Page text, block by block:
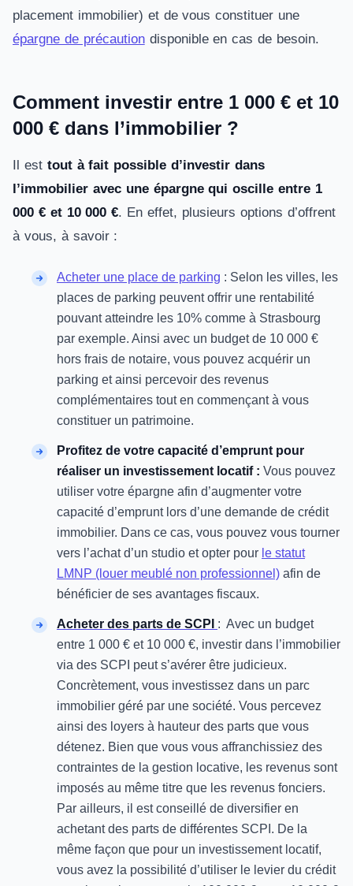
placement immobilier) et de vous constituer une
épargne de précautiondisponible en cas de besoin.
Comment investir entre 1 000 € et 10
000 € dans l’immobilier ?
Il est tout à fait possible d’investir dans
l’immobilier avec une épargne qui oscille entre 1
000 € et 10 000 €. En effet, plusieurs options d’offrent
à vous, à savoir :
Acheter une place de parking : Selon les villes, les
places de parking peuvent offrir une rentabilité
pouvant atteindre les 10% comme à Strasbourg
par exemple. Ainsi avec un budget de 10 000 €
hors frais de notaire, vous pouvez acquérir un
parking et ainsi percevoir des revenus
complémentaires tout en commençant à vous
constituer un patrimoine.
Profitez de votre capacité d’emprunt pour
réaliser un investissement locatif : Vous pouvez
utiliser votre épargne afin d’augmenter votre
capacité d’emprunt lors d’une demande de crédit
immobilier. Dans ce cas, vous pouvez vous tourner
vers l’achat d’un studio et opter pour le statut
LMNP (louer meublé non professionnel) afin de
bénéficier de ses avantages fiscaux.
Acheter des parts de SCPI : Avec un budget
entre 1 000 € et 10 000 €, investir dans l’immobilier
via des SCPI peut s’avérer être judicieux.
Concrètement, vous investissez dans un parc
immobilier géré par une société. Vous percevez
ainsi des loyers à hauteur des parts que vous
détenez. Bien que vous vous affranchissiez des
contraintes de la gestion locative, les revenus sont
imposés au même titre que les revenus fonciers.
Par ailleurs, il est conseillé de diversifier en
achetant des parts de différentes SCPI. De la
même façon que pour un investissement locatif,
vous avez la possibilité d’utiliser le levier du crédit